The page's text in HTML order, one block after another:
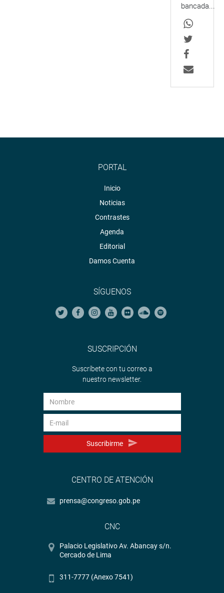
bancada...
PORTAL
Inicio
Noticias
Contrastes
Agenda
Editorial
Damos Cuenta
SÍGUENOS
SUSCRIPCIÓN
Suscríbete con tu correo a
nuestro newsletter.
Suscribirme
CENTRO DE ATENCIÓN
prensa@congreso.gob.pe
CNC
Palacio Legislativo Av. Abancay s/n.
Cercado de Lima
311-7777 (Anexo 7541)